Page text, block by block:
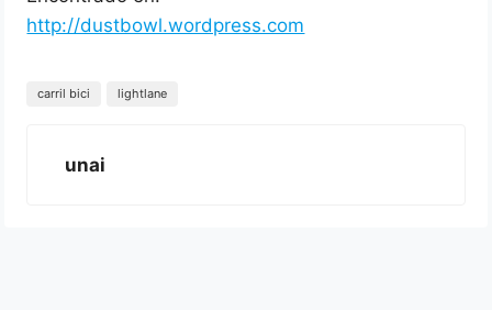
http://dustbowl.wordpress.com
carril bici lightlane
unai